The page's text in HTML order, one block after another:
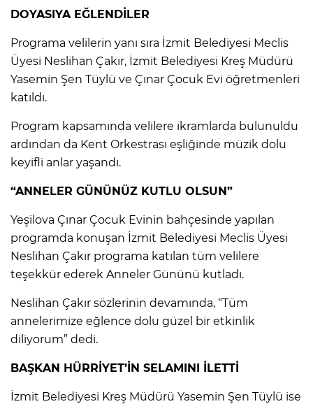
DOYASIYA EĞLENDİLER
Programa velilerin yanı sıra İzmit Belediyesi Meclis
Üyesi Neslihan Çakır, İzmit Belediyesi Kreş Müdürü
Yasemin Şen Tüylü ve Çınar Çocuk Evi öğretmenleri
katıldı.
Program kapsamında velilere ikramlarda bulunuldu
ardından da Kent Orkestrası eşliğinde müzik dolu
keyifli anlar yaşandı.
“ANNELER GÜNÜNÜZ KUTLU OLSUN”
Yeşilova Çınar Çocuk Evinin bahçesinde yapılan
programda konuşan İzmit Belediyesi Meclis Üyesi
Neslihan Çakır programa katılan tüm velilere
teşekkür ederek Anneler Gününü kutladı.
Neslihan Çakır sözlerinin devamında, “Tüm
annelerimize eğlence dolu güzel bir etkinlik
diliyorum” dedi.
BAŞKAN HÜRRİYET’İN SELAMINI İLETTİ
İzmit Belediyesi Kreş Müdürü Yasemin Şen Tüylü ise